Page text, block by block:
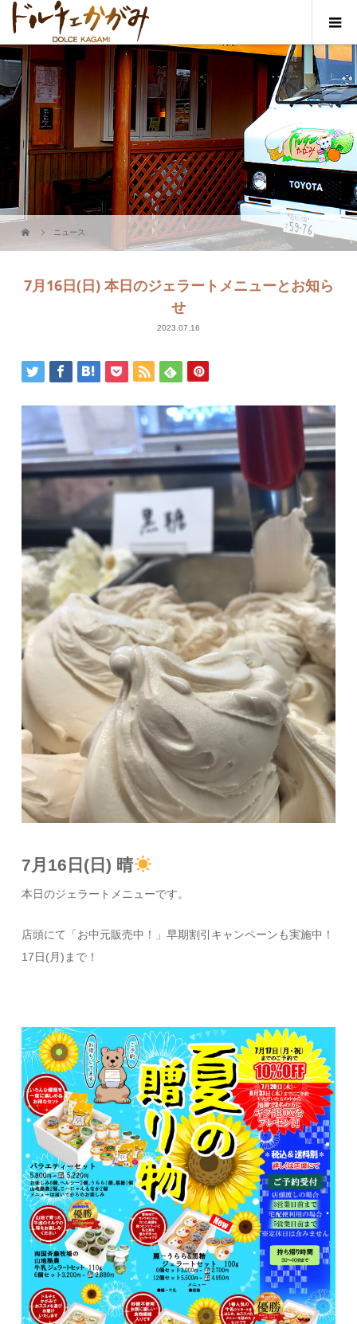
ニュース
7月16日(日) 本日のジェラートメニューとお知ら
せ
2023.07.16
7月16日(日) 晴
本日のジェラートメニューです。
店頭にて「お中元販売中！」早期割引キャンペーンも実施中！
17日(月)まで！